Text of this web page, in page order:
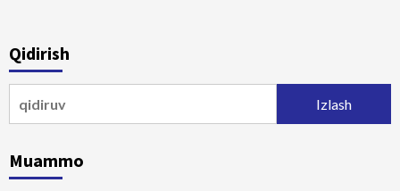
Qidirish
Muammo